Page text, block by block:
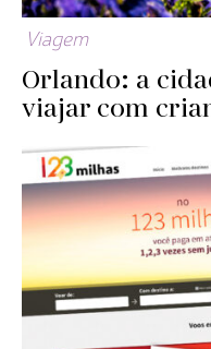
Viagem
Orlando: a
viajar com